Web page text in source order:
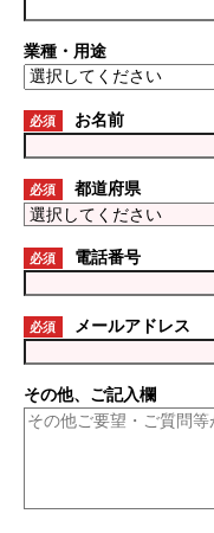
業種・用途
必須 お名前
必須 都道府県
必須 電話番号
必須 メールアドレス
その他、ご記入欄